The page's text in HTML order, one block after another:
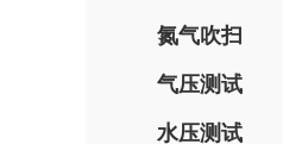
氮气吹扫
气压测试
水压测试